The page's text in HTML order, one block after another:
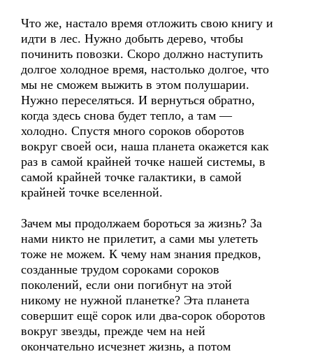
Что же, настало время отложить свою книгу и
идти в лес. Нужно добыть дерево, чтобы
починить повозки. Скоро должно наступить
долгое холодное время, настолько долгое, что
мы не сможем выжить в этом полушарии.
Нужно переселяться. И вернуться обратно,
когда здесь снова будет тепло, а там —
холодно. Спустя много сороков оборотов
вокруг своей оси, наша планета окажется как
раз в самой крайней точке нашей системы, в
самой крайней точке галактики, в самой
крайней точке вселенной.
Зачем мы продолжаем бороться за жизнь? За
нами никто не прилетит, а сами мы улететь
тоже не можем. К чему нам знания предков,
созданные трудом сороками сороков
поколений, если они погибнут на этой
никому не нужной планетке? Эта планета
совершит ещё сорок или два-сорок оборотов
вокруг звезды, прежде чем на ней
окончательно исчезнет жизнь, а потом